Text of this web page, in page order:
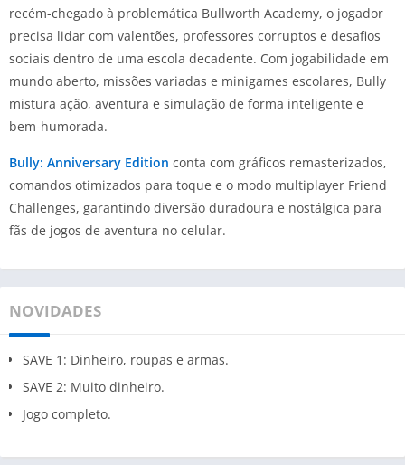
recém-chegado à problemática Bullworth Academy, o jogador
precisa lidar com valentões, professores corruptos e desafios
sociais dentro de uma escola decadente. Com jogabilidade em
mundo aberto, missões variadas e minigames escolares, Bully
mistura ação, aventura e simulação de forma inteligente e
bem-humorada.
Bully: Anniversary Edition conta com gráficos remasterizados,
comandos otimizados para toque e o modo multiplayer Friend
Challenges, garantindo diversão duradoura e nostálgica para
fãs de jogos de aventura no celular.
NOVIDADES
SAVE 1: Dinheiro, roupas e armas.
SAVE 2: Muito dinheiro.
Jogo completo.